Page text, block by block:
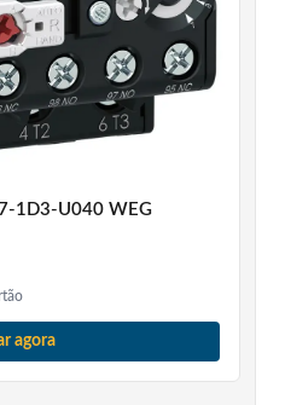
1D3-U040 WEG
agora